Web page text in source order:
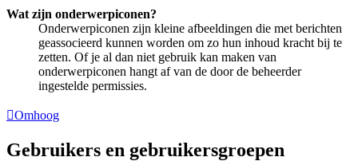
Wat zijn onderwerpiconen?
Onderwerpiconen zijn kleine afbeeldingen die met berichten
geassocieerd kunnen worden om zo hun inhoud kracht bij te
zetten. Of je al dan niet gebruik kan maken van
onderwerpiconen hangt af van de door de beheerder
ingestelde permissies.
Omhoog
Gebruikers en gebruikersgroepen